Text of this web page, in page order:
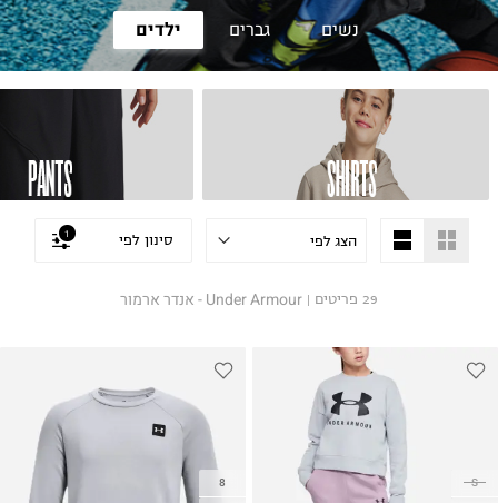
נשים גברים ילדים
סינון לפי 1
29 פריטים | Under Armour - אנדר ארמור
S
8